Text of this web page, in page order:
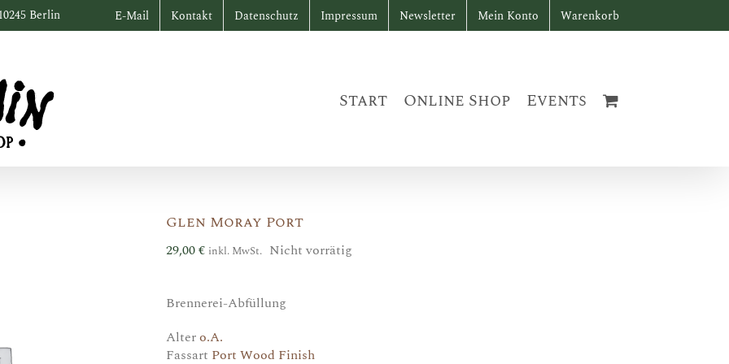
Berlin E-Mail Kontakt Datenschutz Impressum Newsletter Mein Konto Warenkorb
Start Online Shop Events
Glen Moray Port
29,00€ inkl. MwSt. Nicht vorrätig
Brennerei-Abfüllung
Altero.A.
Fassart Port Wood Finish